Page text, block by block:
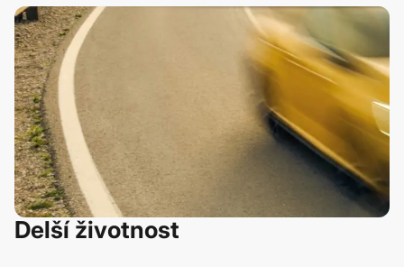
Delší životnost